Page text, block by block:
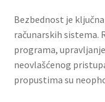
Bezbednost je
računarskih sistema.
programa,
neovlašćenog
propustima su